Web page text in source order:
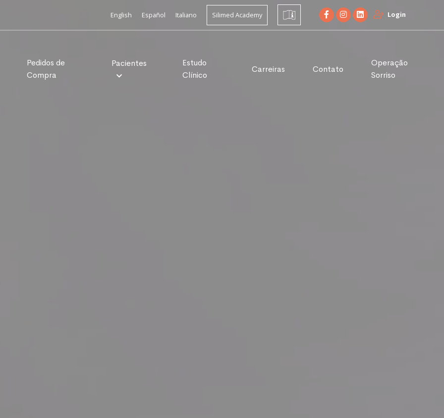
English Español Italiano Silimed Academy Login
Pedidos de
Compra
Pacientes
Estudo
Clínico
Carreiras Contato
Operação
Sorriso